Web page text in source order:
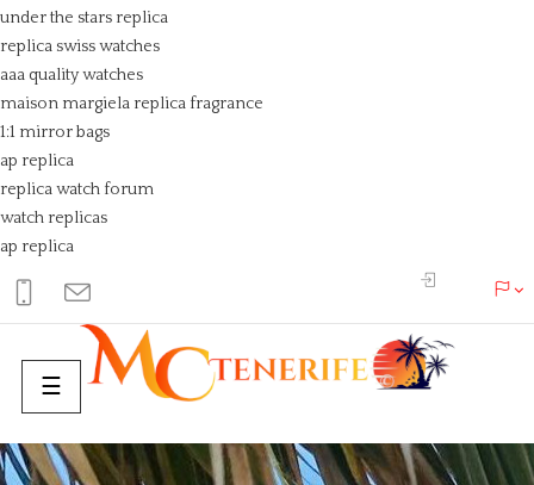
under the stars replica
replica swiss watches
aaa quality watches
maison margiela replica fragrance
1:1 mirror bags
ap replica
replica watch forum
watch replicas
ap replica
Basculer
la
☰